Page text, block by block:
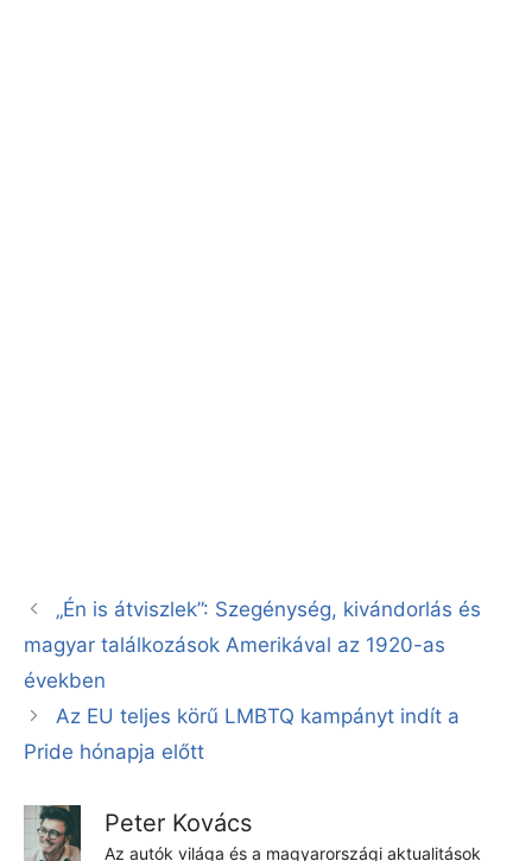
„Én is átviszlek”: Szegénység, kivándorlás és
magyar találkozások Amerikával az 1920-as
években
Az EU teljes körű LMBTQ kampányt indít a
Pride hónapja előtt
Peter Kovács
Az autók világa és a magyarországi aktualitások